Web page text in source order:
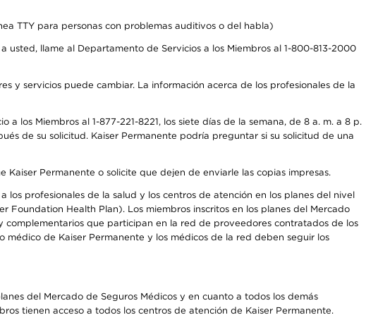
TTY para personas con problemas auditivos o del habla)
llame al Departamento de Servicios a los Miembros al 1-800-813-2000
y servicios puede cambiar. La información acerca de los profesionales de la
los Miembros al 1-877-221-8221, los siete días de la semana, de 8 a. m. a 8 p.
de su solicitud. Kaiser Permanente podría preguntar si su solicitud de una
Permanente o solicite que dejen de enviarle las copias impresas.
los profesionales de la salud y los centros de atención en los planes del nivel
Foundation Health Plan). Los miembros inscritos en los planes del Mercado
complementarios que participan en la red de proveedores contratados de los
de Kaiser Permanente y los médicos de la red deben seguir los
del Mercado de Seguros Médicos y en cuanto a todos los demás
tienen acceso a todos los centros de atención de Kaiser Permanente.